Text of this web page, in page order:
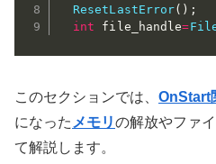
ResetLastError( ) ;
int file_handle=
このセクションでは、 OnStart
になった メモリの解放やファ
て解説します。